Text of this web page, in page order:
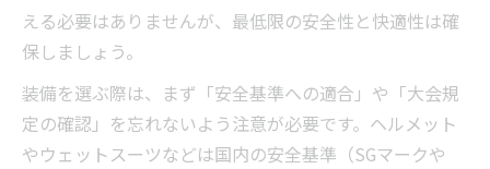
える必要はありませんが、最低限の安全性と快適性は確
保しましょう。
装備を選ぶ際は、まず「安全基準への適合」や「大会規
定の確認」を忘れないよう注意が必要です。ヘルメット
やウェットスーツなどは国内の安全基準（SGマークや